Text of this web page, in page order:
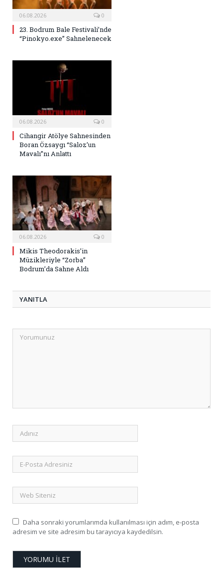
06.08.2026 0
23. Bodrum Bale Festivali’nde
“Pinokyo.exe” Sahnelenecek
06.08.2026 0
Cihangir Atölye Sahnesinden
Boran Özsaygı “Saloz’un
Mavalı”nı Anlattı
06.08.2026 0
Mikis Theodorakis’in
Müzikleriyle “Zorba”
Bodrum’da Sahne Aldı
YANITLA
Daha sonraki yorumlarımda kullanılması için adım, e-posta
adresim ve site adresim bu tarayıcıya kaydedilsin.